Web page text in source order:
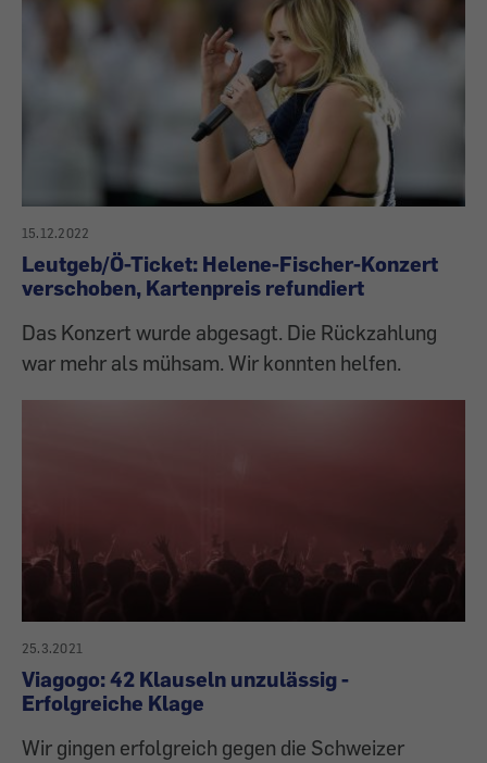
15.12.2022
Leutgeb/Ö-Ticket: Helene-Fischer-Konzert
verschoben, Kartenpreis refundiert
Das Konzert wurde abgesagt. Die Rückzahlung
war mehr als mühsam. Wir konnten helfen.
25.3.2021
Viagogo: 42 Klauseln unzulässig -
Erfolgreiche Klage
Wir gingen erfolgreich gegen die Schweizer